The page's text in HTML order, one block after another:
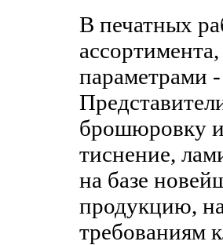
В печатных
параметрами
брошюровку
тиснение,
на базе
продукцию,
требованиям